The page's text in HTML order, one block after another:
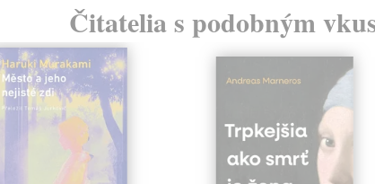
Čitatelia s podobným